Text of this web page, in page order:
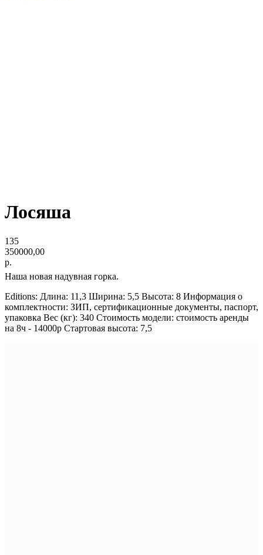
Лосяша
135
350000,00
р.
Наша новая надувная горка.
Editions: Длина: 11,3 Ширина: 5,5 Высота: 8 Информация о
комплектности: ЗИП, сертификационные документы, паспорт,
упаковка Вес (кг): 340 Стоимость модели: стоимость аренды
на 8ч - 14000р Стартовая высота: 7,5